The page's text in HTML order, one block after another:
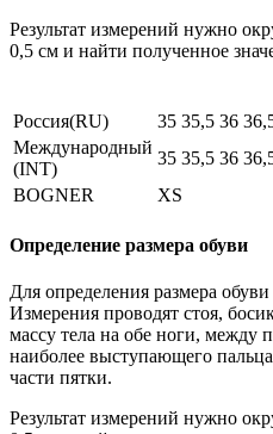
Результат измерений нужно
0,5 см и найти полученное
Россия(RU) 35 35,5 36
Международный
(INT)
35 35,5 36
BOGNER
XS
Определение размера обуви
Для определения размера
Измерения проводят стоя,
массу тела на обе ноги, между
наиболее выступающего
части пятки.
Результат измерений нужно